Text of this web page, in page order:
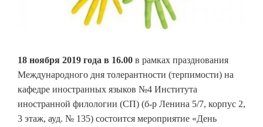
18 ноября 2019 года в 16.00 в рамках празднования
Международного дня толерантности (терпимости) на
кафедре иностранных языков №4 Института
иностранной филологии (СП) (б-р Ленина 5/7, корпус 2,
3 этаж, ауд. № 135) состоится мероприятие «День